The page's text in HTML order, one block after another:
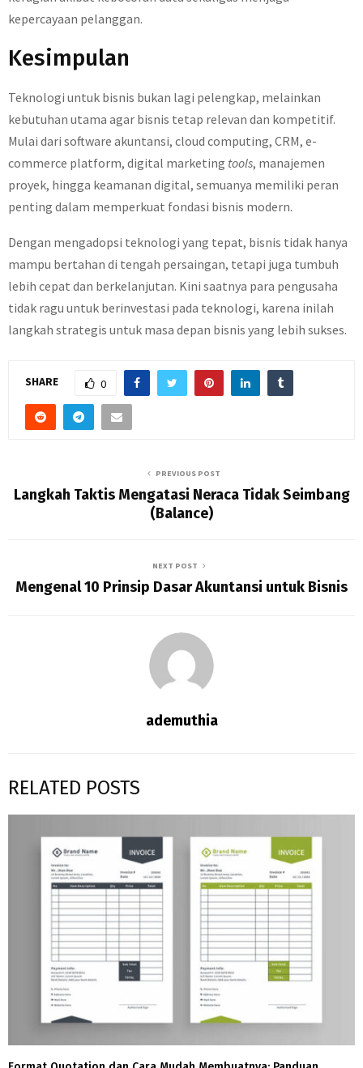
kepercayaan pelanggan.
Kesimpulan
Teknologi untuk bisnis bukan lagi pelengkap, melainkan
kebutuhan utama agar bisnis tetap relevan dan kompetitif.
Mulai dari software akuntansi, cloud computing, CRM, e-
commerce platform, digital marketing tools, manajemen
proyek, hingga keamanan digital, semuanya memiliki peran
penting dalam memperkuat fondasi bisnis modern.
Dengan mengadopsi teknologi yang tepat, bisnis tidak hanya
mampu bertahan di tengah persaingan, tetapi juga tumbuh
lebih cepat dan berkelanjutan. Kini saatnya para pengusaha
tidak ragu untuk berinvestasi pada teknologi, karena inilah
langkah strategis untuk masa depan bisnis yang lebih sukses.
SHARE 0
PREVIOUS POST
Langkah Taktis Mengatasi Neraca Tidak Seimbang
(Balance)
NEXT POST
Mengenal 10 Prinsip Dasar Akuntansi untuk Bisnis
ademuthia
RELATED POSTS